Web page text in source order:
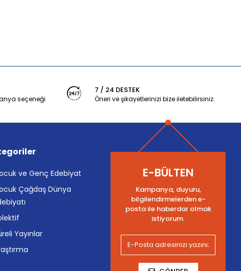
seçeneği
7 / 24 DESTEK
Öneri ve şikayetlerinizi bize iletebilirsiniz.
ve Genç Edebiyat
Çağdaş Dünya
Yayınlar
E-BÜLTEN
Kampanya, duyuru,
bilgilendirmelerden e-
posta ile haberdar olmak
istiyorum.